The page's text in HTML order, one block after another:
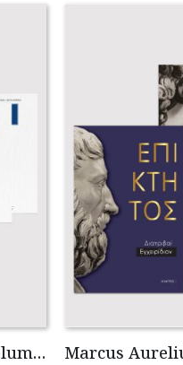
Plato’s Republic (5 volumes)